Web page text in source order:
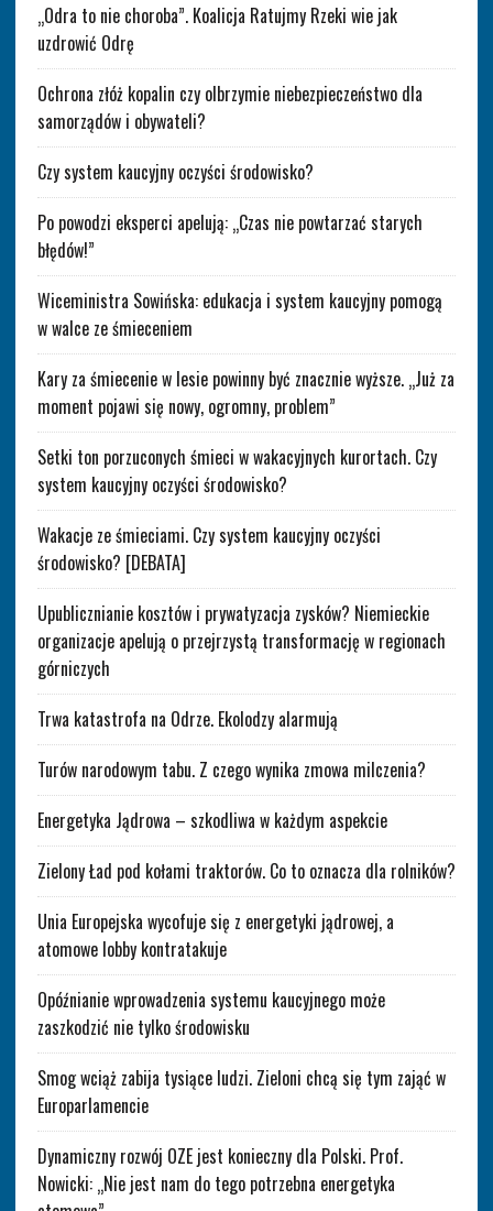
„Odra to nie choroba”. Koalicja Ratujmy Rzeki wie jak
uzdrowić Odrę
Ochrona złóż kopalin czy olbrzymie niebezpieczeństwo dla
samorządów i obywateli?
Czy system kaucyjny oczyści środowisko?
Po powodzi eksperci apelują: „Czas nie powtarzać starych
błędów!”
Wiceministra Sowińska: edukacja i system kaucyjny pomogą
w walce ze śmieceniem
Kary za śmiecenie w lesie powinny być znacznie wyższe. „Już za
moment pojawi się nowy, ogromny, problem”
Setki ton porzuconych śmieci w wakacyjnych kurortach. Czy
system kaucyjny oczyści środowisko?
Wakacje ze śmieciami. Czy system kaucyjny oczyści
środowisko? [DEBATA]
Upublicznianie kosztów i prywatyzacja zysków? Niemieckie
organizacje apelują o przejrzystą transformację w regionach
górniczych
Trwa katastrofa na Odrze. Ekolodzy alarmują
Turów narodowym tabu. Z czego wynika zmowa milczenia?
Energetyka Jądrowa – szkodliwa w każdym aspekcie
Zielony Ład pod kołami traktorów. Co to oznacza dla rolników?
Unia Europejska wycofuje się z energetyki jądrowej, a
atomowe lobby kontratakuje
Opóźnianie wprowadzenia systemu kaucyjnego może
zaszkodzić nie tylko środowisku
Smog wciąż zabija tysiące ludzi. Zieloni chcą się tym zająć w
Europarlamencie
Dynamiczny rozwój OZE jest konieczny dla Polski. Prof.
Nowicki: „Nie jest nam do tego potrzebna energetyka